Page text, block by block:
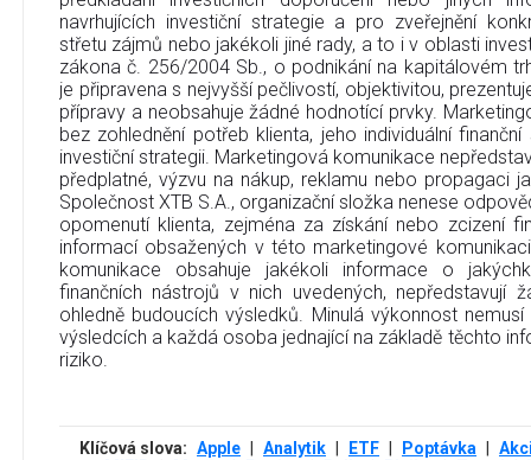
navrhujících investiční strategie a pro zveřejnění
střetu zájmů nebo jakékoli jiné rady, a to i v oblasti
zákona č. 256/2004 Sb., o podnikání na kapitálovém
je připravena s nejvyšší pečlivostí, objektivitou,
přípravy a neobsahuje žádné hodnotící prvky.
bez zohlednění potřeb klienta, jeho individuální
investiční strategii. Marketingová komunikace
předplatné, výzvu na nákup, reklamu nebo propagaci
Společnost XTB S.A., organizační složka nenese
opomenutí klienta, zejména za získání nebo zcizení
informací obsažených v této marketingové
komunikace obsahuje jakékoli informace o
finančních nástrojů v nich uvedených, nepředstavují
ohledně budoucích výsledků. Minulá výkonnost
výsledcích a každá osoba jednající na základě těchto
riziko.
Klíčová slova: Apple Analytik ETF Poptávka